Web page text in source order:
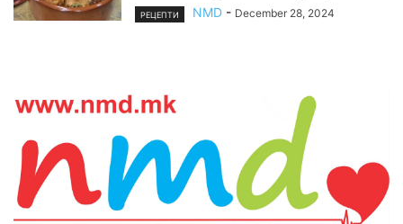
РЕЦЕПТИ NMD - December 28, 2024